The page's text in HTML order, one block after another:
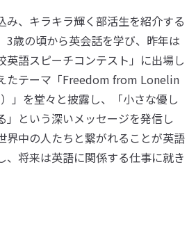
み、キラキラ輝く部活生を紹介する
3歳の頃から英会話を学び、昨年は
英語スピーチコンテスト」に出場し
たテーマ「Freedom from Lonelin
」を堂々と披露し、「小さな優し
」という深いメッセージを発信し
界中の人たちと繋がれることが英語
、将来は英語に関係する仕事に就き